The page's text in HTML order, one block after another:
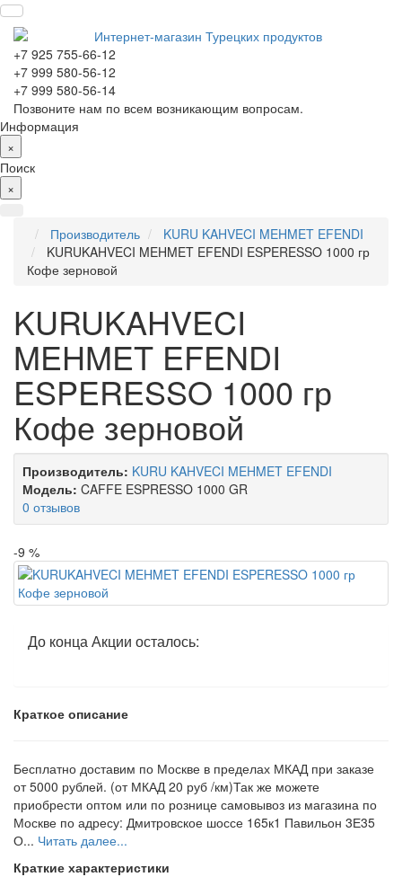
+7 925 755-66-12
+7 999 580-56-12
+7 999 580-56-14
Позвоните нам по всем возникающим вопросам.
Информация
×
Поиск
×
Производитель
KURU KAHVECI MEHMET EFENDI
KURUKAHVECI MEHMET EFENDI ESPERESSO 1000 гр
Кофе зерновой
KURUKAHVECI
MEHMET EFENDI
ESPERESSO 1000 гр
Кофе зерновой
Производитель: KURU KAHVECI MEHMET EFENDI
Модель: CAFFE ESPRESSO 1000 GR
0 отзывов
-9 %
До конца Акции осталось:
Краткое описание
Бесплатно доставим по Москве в пределах МКАД при заказе
от 5000 рублей. (от МКАД 20 руб /км)Так же можете
приобрести оптом или по рознице самовывоз из магазина по
Москве по адресу: Дмитровское шоссе 165к1 Павильон 3Е35
О... Читать далее...
Краткие характеристики